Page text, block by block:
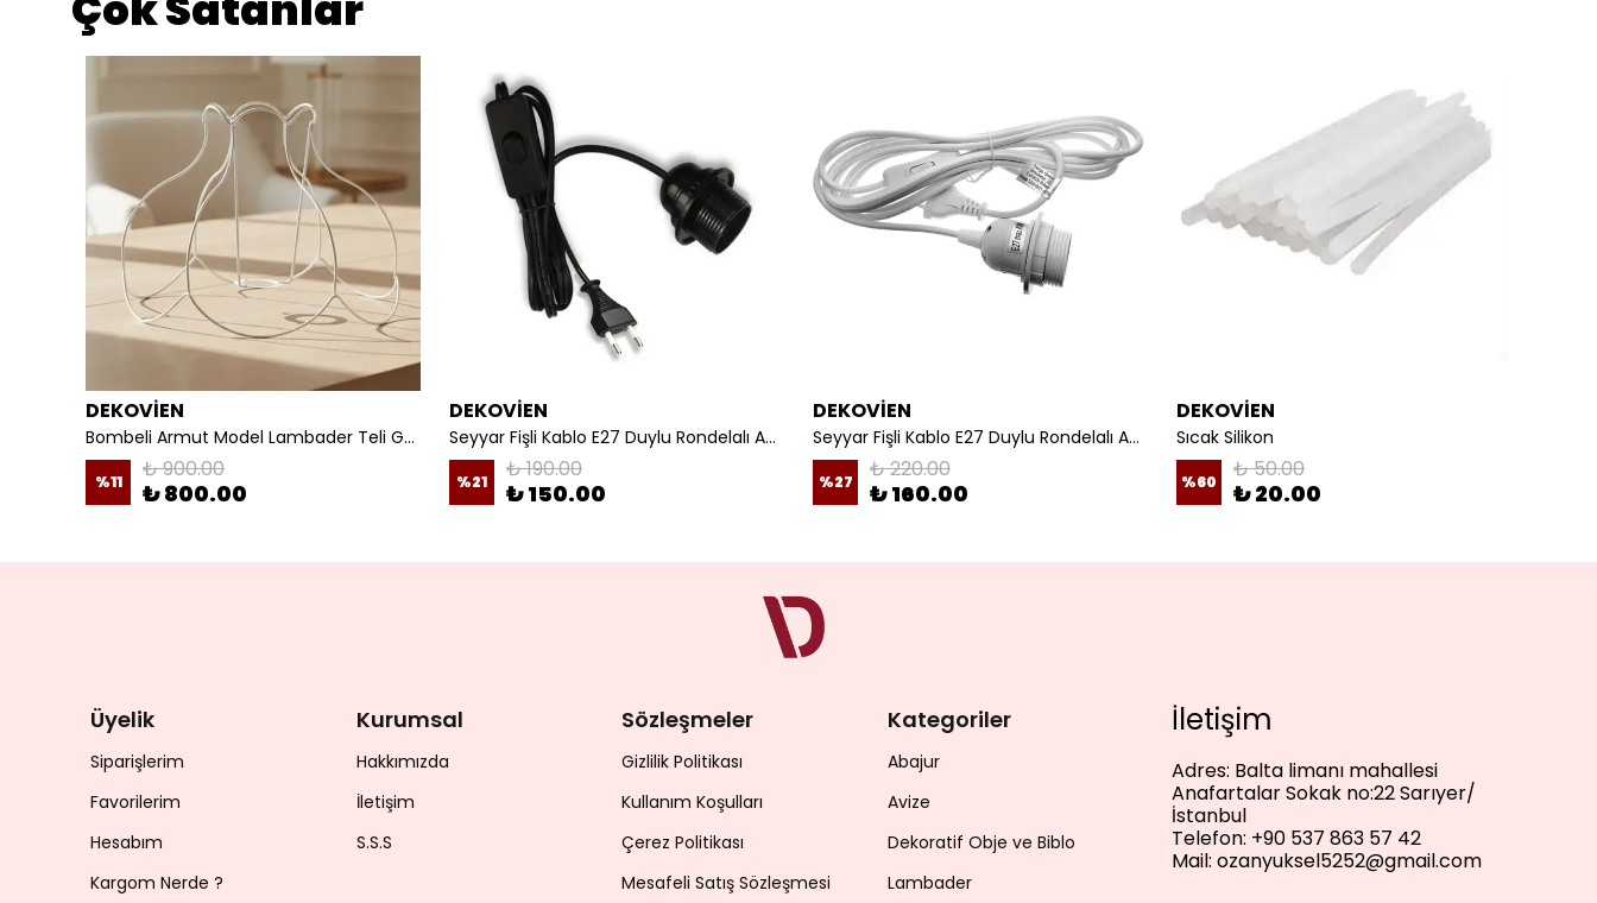
DEKOVİEN
Bombeli Armut Model Lambader Teli Galvaniz
%11 ₺ 900.00
₺ 800.00
DEKOVİEN
Seyyar Fişli Kablo E27 Duylu Rondelalı Anahtarlı Kablo Arapuarlı Abajur Kablo
%21 ₺ 190.00
₺ 150.00
DEKOVİEN
Seyyar Fişli Kablo E27 Duylu Rondelalı Anahtarlı Kablo Arapuarlı Abajur Kablo Beyaz
%27 ₺ 220.00
₺ 160.00
DEKOVİEN
Sıcak Silikon
%60 ₺ 50.00
₺ 20.00
Üyelik
Siparişlerim
Favorilerim
Hesabım
Kargom Nerde ?
Kurumsal
Hakkımızda
İletişim
S.S.S
Sözleşmeler
Gizlilik Politikası
Kullanım Koşulları
Çerez Politikası
Mesafeli Satış Sözleşmesi
Kategoriler
Abajur
Avize
Dekoratif Obje ve Biblo
Lambader
İletişim
Adres: Balta limanı mahallesi
Anafartalar Sokak no:22 Sarıyer/
İstanbul
Telefon: +90 537 863 57 42
Mail: ozanyuksel5252@gmail.com